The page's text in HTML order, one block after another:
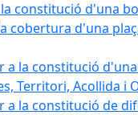
constitució d'una
cobertura d'una
a la constitució
Territori, Acollida i
a la constitució de